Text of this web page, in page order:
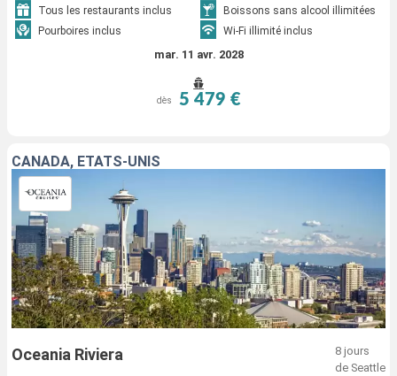
Tous les restaurants inclus
Boissons sans alcool illimitées
Pourboires inclus
Wi-Fi illimité inclus
mar. 11 avr. 2028
dès 5 479 €
CANADA, ÉTATS-UNIS
Oceania Riviera
8 jours
de Seattle